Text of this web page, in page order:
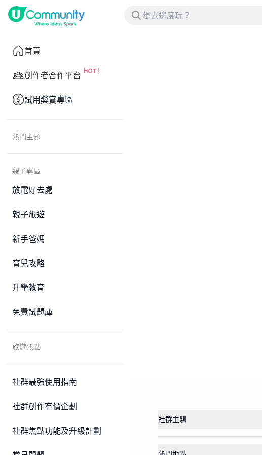
首頁
創作者合作平台
試用獎賞專區
熱門主題
親子專區
放電好去處
親子旅遊
新手爸媽
育兒攻略
升學教育
免費試題庫
旅遊熱點
社群最強使用指南
社群創作有價企劃
社群焦點功能及升級計劃
社群主題